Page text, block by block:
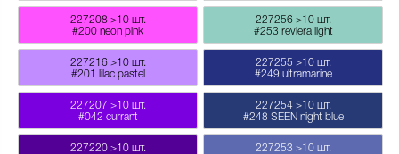
227208
#200 neon pink
>10 шт.
227216
#201 lilac pastel
>10 шт.
227207
#042 currant
>10 шт.
227220 >10 шт.
227256
#253 reviera light
>10 шт.
227255
#249 ultramarine
>10 шт.
227254
#248 SEEN night blue
>10 шт.
227253 >10 шт.